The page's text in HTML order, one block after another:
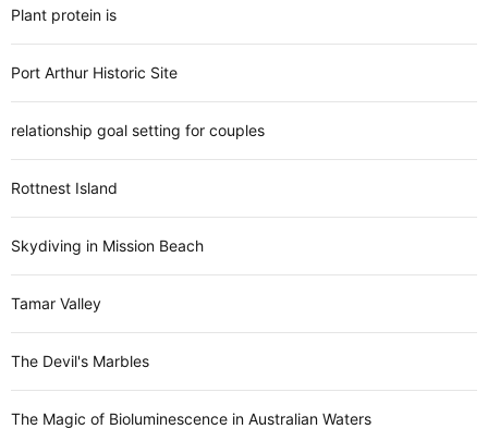
Plant protein is
Port Arthur Historic Site
relationship goal setting for couples
Rottnest Island
Skydiving in Mission Beach
Tamar Valley
The Devil's Marbles
The Magic of Bioluminescence in Australian Waters